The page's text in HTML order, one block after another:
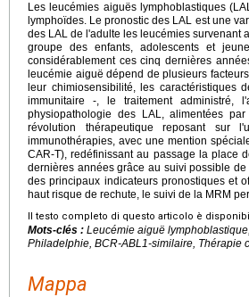
Les leucémies aiguës lymphoblastiques
lymphoïdes. Le pronostic des LAL est une
des LAL de l'adulte les leucémies survenant
groupe des enfants, adolescents et
considérablement ces cinq dernières
leucémie aiguë dépend de plusieurs
leur chimiosensibilité, les caractéristiques
immunitaire -, le traitement administré,
physiopathologie des LAL, alimentées
révolution thérapeutique reposant
immunothérapies, avec une mention
CAR-T), redéfinissant au passage la place
dernières années grâce au suivi possible
des principaux indicateurs pronostiques et
haut risque de rechute, le suivi de la MRM
Il testo completo di questo articolo è
Mots-clés : Leucémie aiguë
Philadelphie, BCR-ABL1-similaire, Thérapie
Mappa